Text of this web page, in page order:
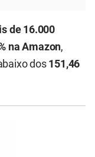
de 16.000
na Amazon,
dos151,46